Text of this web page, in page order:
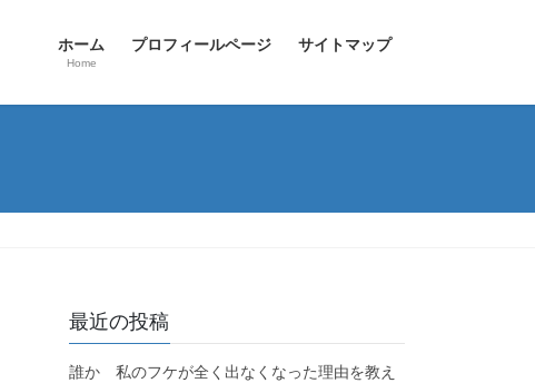
ホーム
Home
プロフィールページ サイトマップ
最近の投稿
誰か 私のフケが全く出なくなった理由を教え